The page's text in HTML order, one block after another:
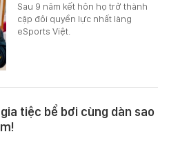
Sau 9 năm kết hôn họ trở thành
cặp đôi quyền lực nhất làng
eSports Việt.
tiệc bể bơi cùng dàn sao